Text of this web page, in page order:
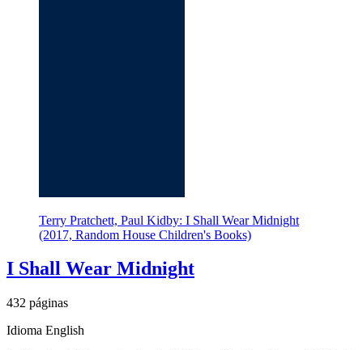
Terry Pratchett, Paul Kidby: I Shall Wear Midnight
(2017, Random House Children's Books)
I Shall Wear Midnight
432 páginas
Idioma English